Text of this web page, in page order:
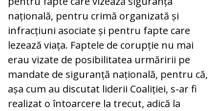
națională, pentru crimă organizată și
infracțiuni asociate și pentru fapte care
lezează viața. Faptele de corupție nu mai
erau vizate de posibilitatea urmăririi pe
mandate de siguranță națională, pentru că,
așa cum au discutat liderii Coaliției, s-ar fi
realizat o întoarcere la trecut, adică la